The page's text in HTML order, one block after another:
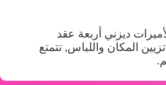
ديزني أربعة عقد
المكان واللباس, تتمتع